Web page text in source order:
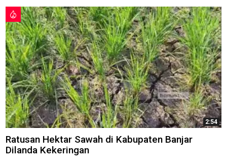
2:54
Ratusan Hektar Sawah di Kabupaten Banjar
Dilanda Kekeringan